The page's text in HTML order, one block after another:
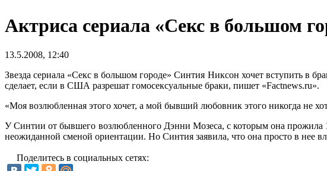
Актриса сериала «Секс в большом
13.5.2008, 12:40
Звезда сериала «Секс в большом городе» Синтия Никсон хочет вступить в
сделает, если в США разрешат гомосексуальные браки, пишет «Factnews.ru».
«Моя возлюбленная этого хочет, а мой бывший любовник этого никогда не
У Синтии от бывшего возлюбленного Дэнни Мозеса, с которым она прожила
неожиданной сменой ориентации. Но Синтия заявила, что она просто в
Поделитесь в социальных сетях: